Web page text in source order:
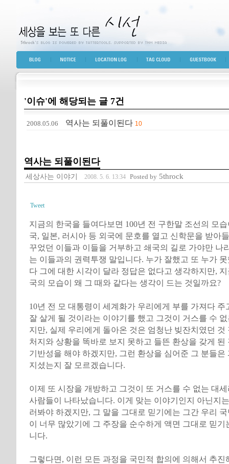
세상을 보는 또 다른 시선
BLOG TOP NOTICE LOCATION LOG TAG CLOUD GUESTBOOK
'이슈'에 해당되는 글 7건
2008.05.06 역사는 되풀이된다 10
역사는 되풀이된다
세상사는 이야기 2008. 5. 6. 13:34 Posted by 5throck
Tweet
지금의 한국을 들여다보면 100년 전 구한말 조선의 모
국, 일본, 러시아 등 외국에 문호를 열고 신학문을 받아
꾸었던 이들과 이들을 거부하고 쇄국의 길로 가야만 나
는 이들과의 권력투쟁 말입니다. 누가 잘했고 또 누가
다 그에 대한 시각이 달라 정답은 없다고 생각하지만,
국의 모습이 왜 그 때와 같다는 생각이 드는 것일까요?
10년 전 모 대통령이 세계화가 우리에게 부를 가져다 주
잘 살게 될 것이라는 이야기를 했고 그것이 거스를 수
지만, 실제 우리에게 돌아온 것은 엄청난 빚잔치였던 것
처지와 상황을 똑바로 보지 못하고 들뜬 환상을 갖게 된
기반성을 해야 하겠지만, 그런 환상을 심어준 그 분들은
지셨는지 잘 모르겠습니다.
이제 또 시장을 개방하고 그것이 또 거스를 수 없는 대
사람들이 나타났습니다. 이게 맞는 이야기인지 아닌지
러봐야 하겠지만, 그 말을 그대로 믿기에는 그간 우리
이 너무 많았기에 그 주장을 순수하게 액면 그대로 믿기
니다.
그렇다면, 이런 모든 과정을 국민적 합의에 의해서 추진